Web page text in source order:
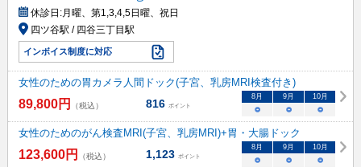
休診日:月曜、第1,3,4,5日曜、祝日
四ツ谷駅 / 四谷三丁目駅
インボイス制度に対応
女性のための胃カメラ人間ドック(子宮、乳房MRI検査付き)
89,800円 （税込） 816 ポイント
8月 9月 10月
○ ○ ○
女性のためのがん検査MRI(子宮、乳房MRI)+胃・大腸ドック
123,600円 （税込） 1,123 ポイント
8月 9月 10月
○ ○ ○